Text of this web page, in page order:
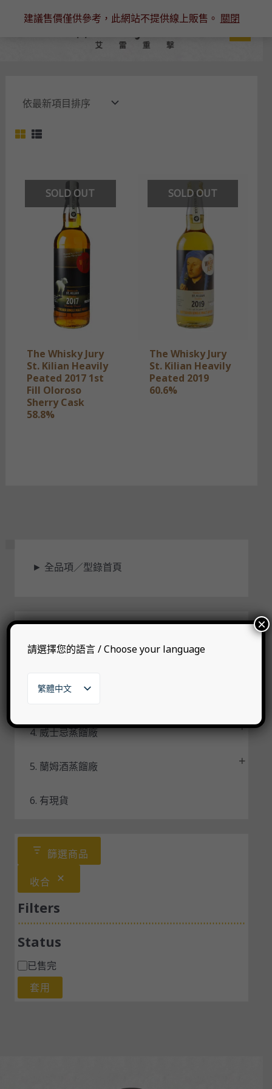
建議售價僅供參考，此網站不提供線上販售。 關閉
SOLD OUT
The Whisky Jury
St. Kilian Heavily
Peated 2017 1st
Fill Oloroso
Sherry Cask
58.8%
SOLD OUT
The Whisky Jury
St. Kilian Heavily
Peated 2019
60.6%
► 全品項／型錄首頁
4. 威士忌蒸餾廠
5. 蘭姆酒蒸餾廠
6. 有現貨
篩選商品
收合
Filters
Status
已售完
套用
請選擇您的語言 / Choose your language
繁體中文
English
한국어
×